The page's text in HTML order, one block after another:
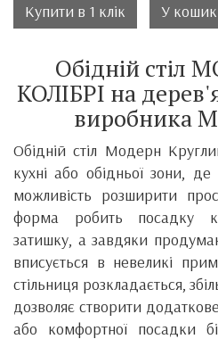
Купити в 1 клік У кошик
Обідній стіл
КОЛІБРІ на
виробника
Обідній стіл Модерн
кухні або обідньої зони,
можливість розширити
форма робить посадку
затишку, а завдяки
вписується в невеликі
стільниця розкладається,
дозволяє створити
або комфортної посадки